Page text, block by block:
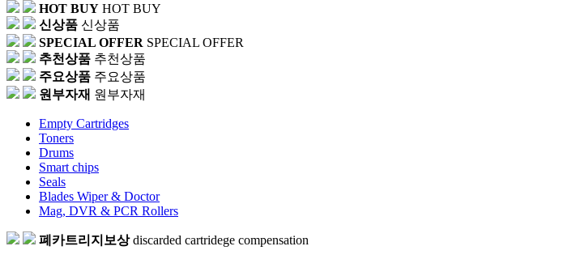
HOT BUY HOT BUY
신상품 신상품
SPECIAL OFFER SPECIAL OFFER
추천상품 추천상품
주요상품 주요상품
원부자재 원부자재
Empty Cartridges
Toners
Drums
Smart chips
Seals
Blades Wiper & Doctor
Mag, DVR & PCR Rollers
폐카트리지보상 discarded cartridege compensation